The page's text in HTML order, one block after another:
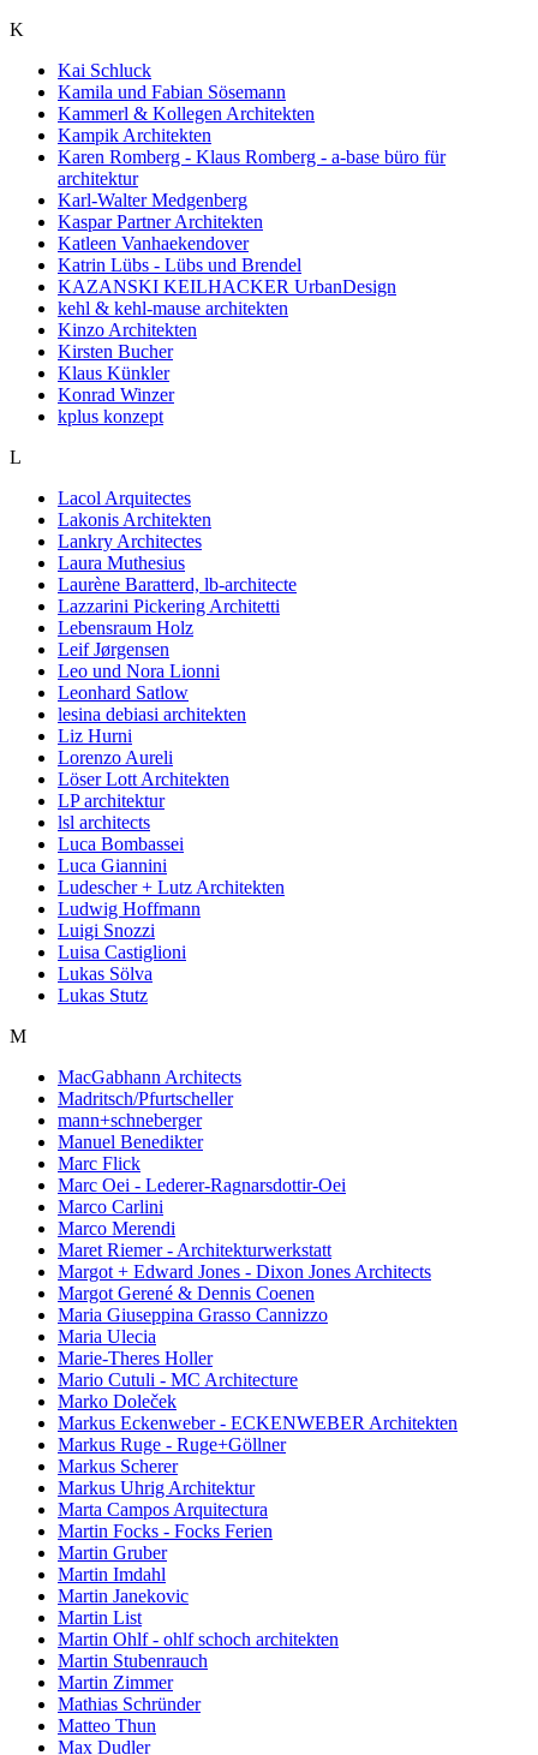
K
Kai Schluck
Kamila und Fabian Sösemann
Kammerl & Kollegen Architekten
Kampik Architekten
Karen Romberg - Klaus Romberg - a-base büro für
architektur
Karl-Walter Medgenberg
Kaspar Partner Architekten
Katleen Vanhaekendover
Katrin Lübs - Lübs und Brendel
KAZANSKI KEILHACKER UrbanDesign
kehl & kehl-mause architekten
Kinzo Architekten
Kirsten Bucher
Klaus Künkler
Konrad Winzer
kplus konzept
L
Lacol Arquitectes
Lakonis Architekten
Lankry Architectes
Laura Muthesius
Laurène Baratterd, lb-architecte
Lazzarini Pickering Architetti
Lebensraum Holz
Leif Jørgensen
Leo und Nora Lionni
Leonhard Satlow
lesina debiasi architekten
Liz Hurni
Lorenzo Aureli
Löser Lott Architekten
LP architektur
lsl architects
Luca Bombassei
Luca Giannini
Ludescher + Lutz Architekten
Ludwig Hoffmann
Luigi Snozzi
Luisa Castiglioni
Lukas Sölva
Lukas Stutz
M
MacGabhann Architects
Madritsch/Pfurtscheller
mann+schneberger
Manuel Benedikter
Marc Flick
Marc Oei - Lederer-Ragnarsdottir-Oei
Marco Carlini
Marco Merendi
Maret Riemer - Architekturwerkstatt
Margot + Edward Jones - Dixon Jones Architects
Margot Gerené & Dennis Coenen
Maria Giuseppina Grasso Cannizzo
Maria Ulecia
Marie-Theres Holler
Mario Cutuli - MC Architecture
Marko Doleček
Markus Eckenweber - ECKENWEBER Architekten
Markus Ruge - Ruge+Göllner
Markus Scherer
Markus Uhrig Architektur
Marta Campos Arquitectura
Martin Focks - Focks Ferien
Martin Gruber
Martin Imdahl
Martin Janekovic
Martin List
Martin Ohlf - ohlf schoch architekten
Martin Stubenrauch
Martin Zimmer
Mathias Schründer
Matteo Thun
Max Dudler